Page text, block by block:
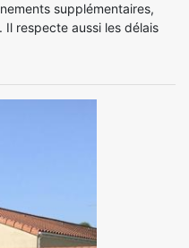
supplémentaires,
respecte aussi les délais